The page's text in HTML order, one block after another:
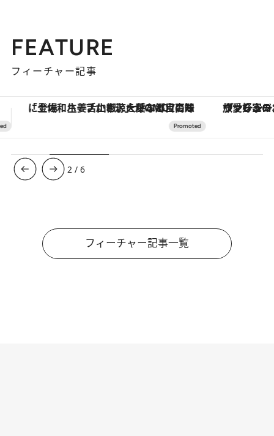
FEATURE
フィーチャー記事
ヴァシュロン・コンスタンタン「オーヴァーシーズ・オートマティック」。旅愛好家のお気に入りコレクションから、ジェンダーレスな新作が登場 【銀座で出合う最旬美容】美髪ケアや上質
3 /6
フィーチャー記事一覧